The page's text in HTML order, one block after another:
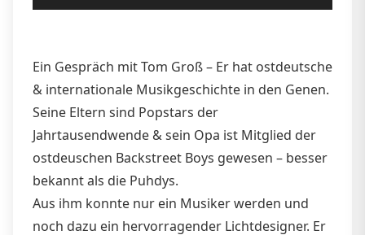
Player
Ein Gespräch mit Tom Groß – Er hat ostdeutsche
& internationale Musikgeschichte in den Genen.
Seine Eltern sind Popstars der
Jahrtausendwende & sein Opa ist Mitglied der
ostdeuschen Backstreet Boys gewesen – besser
bekannt als die Puhdys.
Aus ihm konnte nur ein Musiker werden und
noch dazu ein hervorragender Lichtdesigner. Er